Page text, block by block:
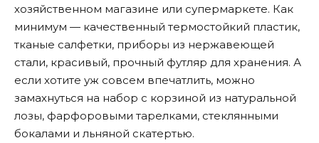
хозяйственном магазине или супермаркете. Как
минимум — качественный термостойкий пластик,
тканые салфетки, приборы из нержавеющей
стали, красивый, прочный футляр для хранения. А
если хотите уж совсем впечатлить, можно
замахнуться на набор с корзиной из натуральной
лозы, фарфоровыми тарелками, стеклянными
бокалами и льняной скатертью.